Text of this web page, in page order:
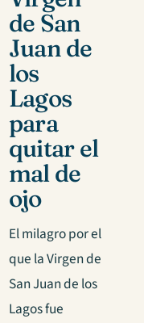
de San
Juan de
los
Lagos
para
quitar el
mal de
ojo
El milagro por el
que la Virgen de
San Juan de los
Lagos fue